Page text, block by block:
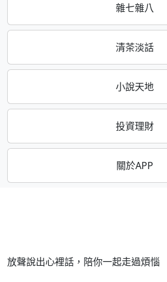
雜七雜八
清茶淡話
小說天地
投資理財
關於APP
放聲說出心裡話，陪你一起走過煩惱